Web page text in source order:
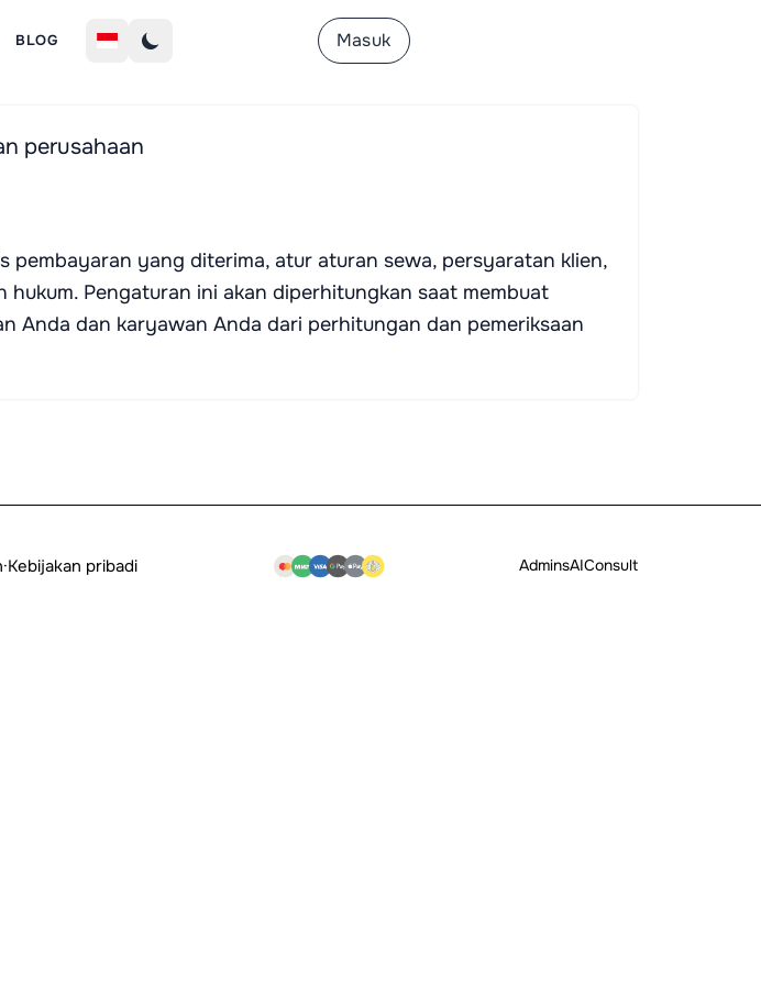
BLOG Masuk
perusahaan
pembayaran yang diterima, atur aturan sewa, persyaratan klien,
Pengaturan ini akan diperhitungkan saat membuat
Anda dan karyawan Anda dari perhitungan dan pemeriksaan
·Kebijakan pribadi AdminsAIConsult